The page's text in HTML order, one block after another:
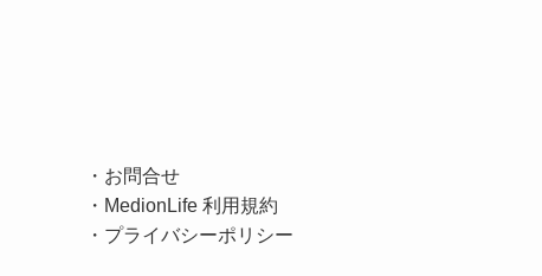
・ お問合せ
・ MedionLife 利用規約
・ プライバシーポリシー